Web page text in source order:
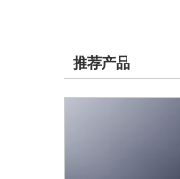
推荐产品